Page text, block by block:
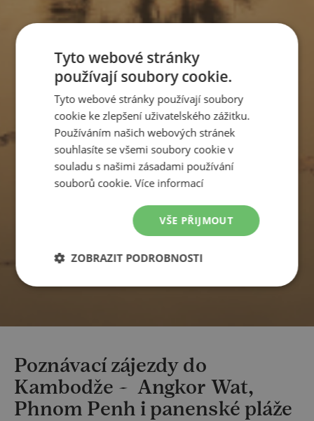
Poznávací zájezdy do
Kambodže – Angkor Wat,
Phnom Penh i panenské pláže
Tyto webové stránky
používají soubory cookie.
Tyto webové stránky používají soubory
cookie ke zlepšení uživatelského zážitku.
Používáním našich webových stránek
souhlasíte se všemi soubory cookie v
souladu s našimi zásadami používání
souborů cookie.Více informací
VŠE PŘIJMOUT
ZOBRAZIT PODROBNOSTI